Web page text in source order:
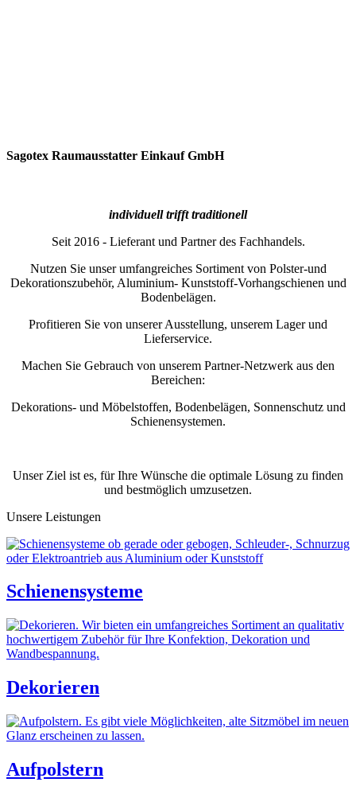
Sagotex Raumausstatter Einkauf GmbH
individuell trifft traditionell
Seit 2016 - Lieferant und Partner des Fachhandels.
Nutzen Sie unser umfangreiches Sortiment von Polster-und
Dekorationszubehör, Aluminium- Kunststoff-Vorhangschienen und
Bodenbelägen.
Profitieren Sie von unserer Ausstellung, unserem Lager und
Lieferservice.
Machen Sie Gebrauch von unserem Partner-Netzwerk aus den
Bereichen:
Dekorations- und Möbelstoffen, Bodenbelägen, Sonnenschutz und
Schienensystemen.
Unser Ziel ist es, für Ihre Wünsche die optimale Lösung zu finden
und bestmöglich umzusetzen.
Unsere Leistungen
Schienensysteme
Dekorieren
Aufpolstern